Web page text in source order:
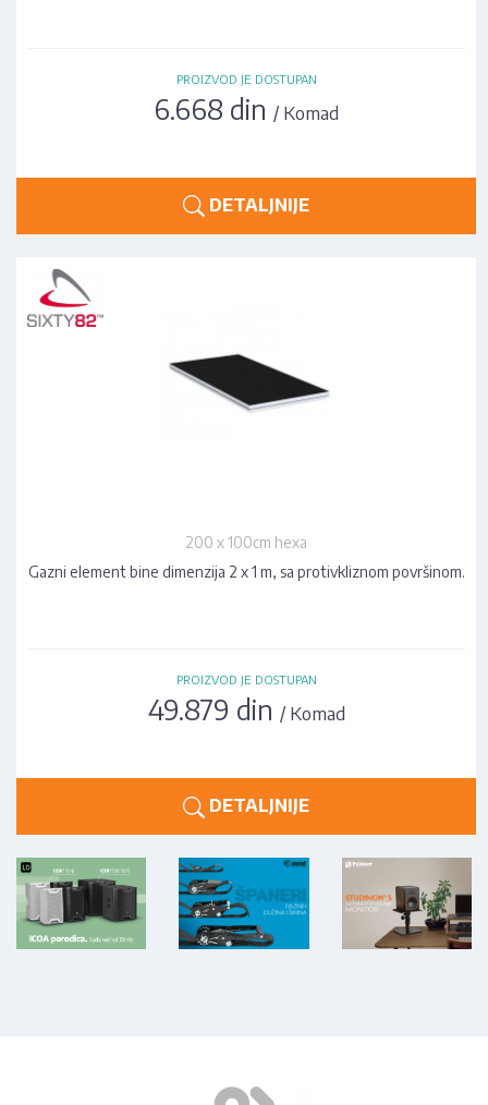
PROIZVOD JE DOSTUPAN
6.668 din / Komad
DETALJNIJE
200 x 100cm hexa
Gazni element bine dimenzija 2 x 1 m, sa protivkliznom površinom.
PROIZVOD JE DOSTUPAN
49.879 din / Komad
DETALJNIJE